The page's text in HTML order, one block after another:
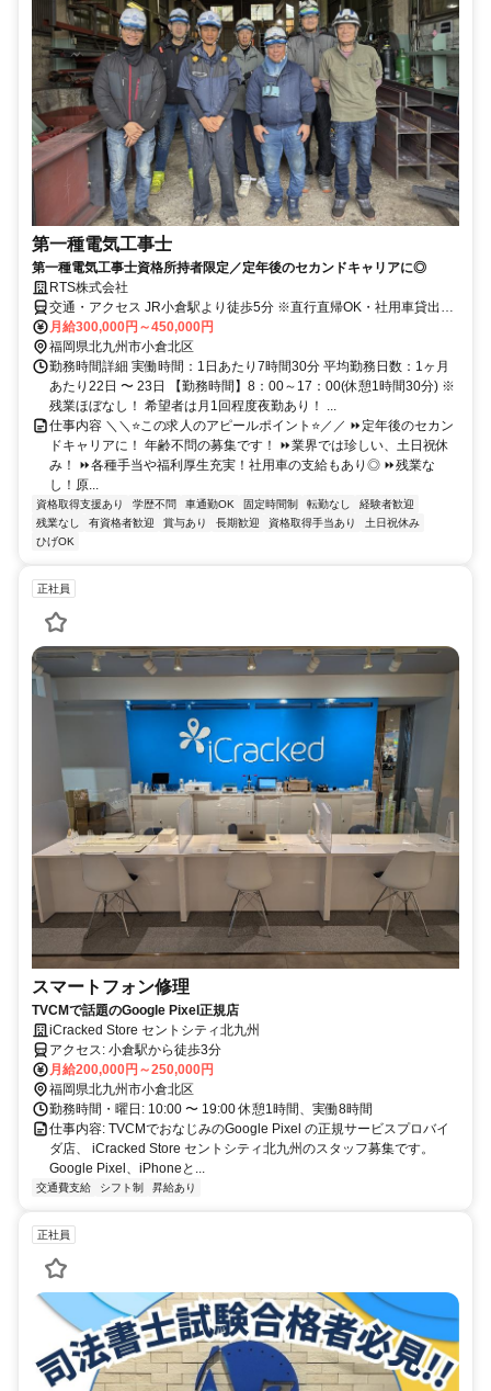
第一種電気工事士
第一種電気工事士資格所持者限定／定年後のセカンドキャリアに◎
RTS株式会社
交通・アクセス JR小倉駅より徒歩5分 ※直行直帰OK・社用車貸出あ
り
月給300,000円～450,000円
福岡県北九州市小倉北区
勤務時間詳細 実働時間：1日あたり7時間30分 平均勤務日数：1ヶ月
あたり22日 〜 23日 【勤務時間】8：00～17：00(休憩1時間30分) ※
残業ほぼなし！ 希望者は月1回程度夜勤あり！ ...
仕事内容 ＼＼⭐この求人のアピールポイント⭐／／ ⏩定年後のセカン
ドキャリアに！ 年齢不問の募集です！ ⏩業界では珍しい、土日祝休
み！ ⏩各種手当や福利厚生充実！社用車の支給もあり◎ ⏩残業な
し！原...
資格取得支援あり 学歴不問 車通勤OK 固定時間制 転勤なし
経験者歓迎
残業なし
有資格者歓迎 賞与あり 長期歓迎 資格取得手当あり
土日祝休み
ひげOK
正社員
スマートフォン修理
TVCMで話題のGoogle Pixel正規店
iCracked Store セントシティ北九州
アクセス: 小倉駅から徒歩3分
月給200,000円～250,000円
福岡県北九州市小倉北区
勤務時間・曜日: 10:00 〜 19:00 休憩1時間、実働8時間
仕事内容: TVCMでおなじみのGoogle Pixel の正規サービスプロバイ
ダ店、 iCracked Store セントシティ北九州のスタッフ募集です。
Google Pixel、iPhoneと...
交通費支給 シフト制 昇給あり
正社員